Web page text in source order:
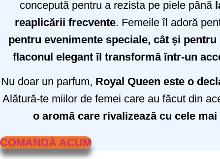
concepută pentru a rezista pe piele până
reaplicării frecvente. Femeile îl adoră
pentru evenimente speciale, cât și
flaconul elegant îl transformă într-un
Nu doar un parfum, Royal Queen este o
Alătură-te miilor de femei care au făcut din
o aromă care rivalizează cu cele
COMANDĂ ACUM